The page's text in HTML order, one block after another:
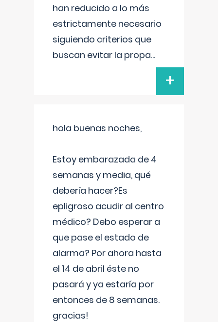
han reducido a lo más
estrictamente necesario
siguiendo criterios que
buscan evitar la propa...
+
hola buenas noches,
Estoy embarazada de 4
semanas y media, qué
debería hacer?Es
epligroso acudir al centro
médico? Debo esperar a
que pase el estado de
alarma? Por ahora hasta
el 14 de abril éste no
pasará y ya estaría por
entonces de 8 semanas.
gracias!